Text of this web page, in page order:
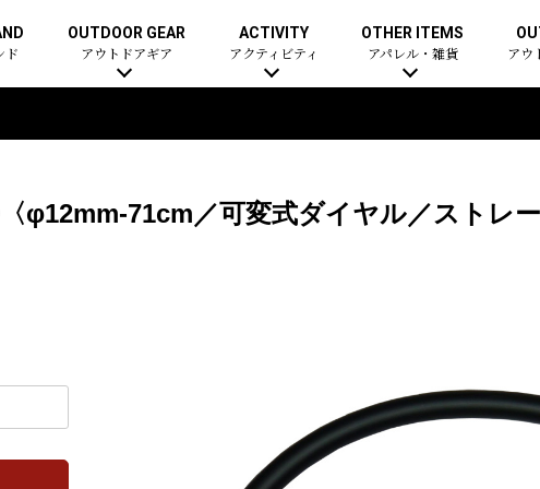
ド
OUTDOOR GEAR
アウトドアギア
ACTIVITY
アクティビティ
OTHER ITEMS
アパレル・雑貨 アウ
φ12mm-71cm／可変式ダイヤル／ストレー